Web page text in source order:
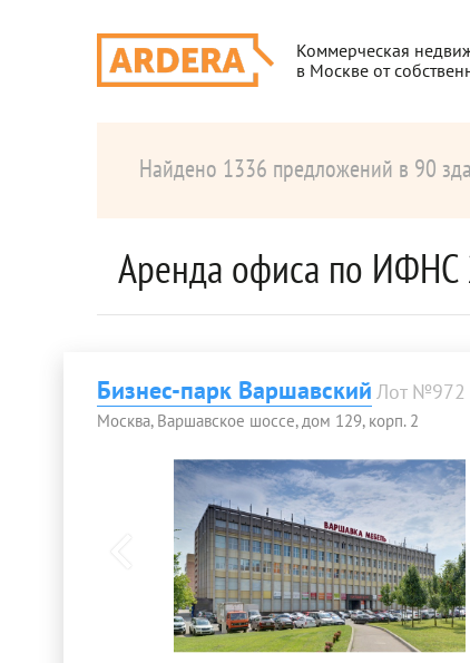
Коммерческая
в Москве от
Найдено 1336 предложений в 90
Аренда офиса по ИФНС
Бизнес-парк Варшавский Лот №972
Москва, Варшавское шоссе, дом 129, корп. 2